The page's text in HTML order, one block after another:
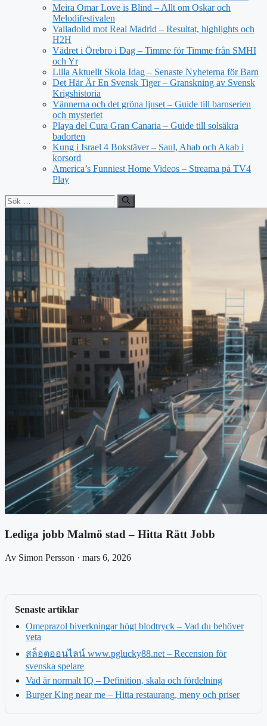
Meira Omar Love is Blind – Allt om Oskar och
Melodifestivalen
Valladolid mot Real Madrid – Resultat, highlights och
H2H
Vädret i Örebro i Dag – Timme för Timme från SMHI
och Yr
Lilla Aktuellt Skola Idag – Senaste Nyheterna för Barn
Det Här Är En Svensk Tiger – Granskning av Svensk
Krigshistoria
Vännerna och det gröna ljuset – Guide till barnserien
och mysteriet
Playa del Cura Gran Canaria – Guide till solsäkra
badorten
Kung i Israel 4 Bokstäver – Saul, Ahab och Akab i
korsord
America’s Funniest Home Videos – Streama på TV4
Play
Sök
efter:
Lediga jobb Malmö stad – Hitta Rätt Jobb
Av Simon Persson · mars 6, 2026
Senaste artiklar
Omeprazol biverkningar högt blodtryck – Vad du behöver
veta
สล็อตออนไลน์ www.pglucky88.net – Recension för
svenska spelare
Vad är normalt IQ – Definition, skala och fördelning
Burger King near me – Hitta restaurang, meny och priser